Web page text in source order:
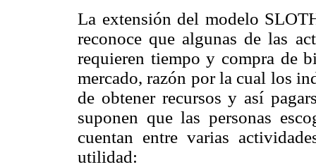
La extensión del modelo
reconoce que algunas de las
requieren tiempo y compra de
mercado, razón por la cual los
de obtener recursos y así
suponen que las personas
cuentan entre varias
utilidad: